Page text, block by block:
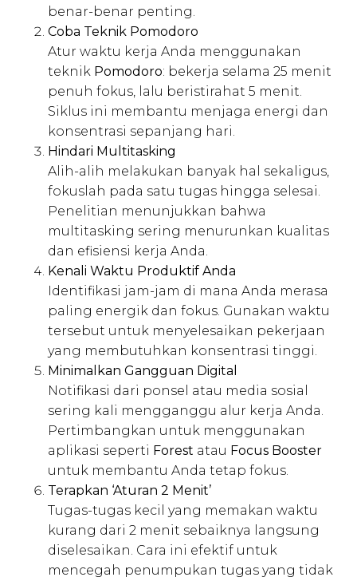
benar-benar penting.
Coba Teknik Pomodoro
Atur waktu kerja Anda menggunakan
teknik Pomodoro: bekerja selama 25 menit
penuh fokus, lalu beristirahat 5 menit.
Siklus ini membantu menjaga energi dan
konsentrasi sepanjang hari.
Hindari Multitasking
Alih-alih melakukan banyak hal sekaligus,
fokuslah pada satu tugas hingga selesai.
Penelitian menunjukkan bahwa
multitasking sering menurunkan kualitas
dan efisiensi kerja Anda.
Kenali Waktu Produktif Anda
Identifikasi jam-jam di mana Anda merasa
paling energik dan fokus. Gunakan waktu
tersebut untuk menyelesaikan pekerjaan
yang membutuhkan konsentrasi tinggi.
Minimalkan Gangguan Digital
Notifikasi dari ponsel atau media sosial
sering kali mengganggu alur kerja Anda.
Pertimbangkan untuk menggunakan
aplikasi seperti Forest atau Focus Booster
untuk membantu Anda tetap fokus.
Terapkan ‘Aturan 2 Menit’
Tugas-tugas kecil yang memakan waktu
kurang dari 2 menit sebaiknya langsung
diselesaikan. Cara ini efektif untuk
mencegah penumpukan tugas yang tidak